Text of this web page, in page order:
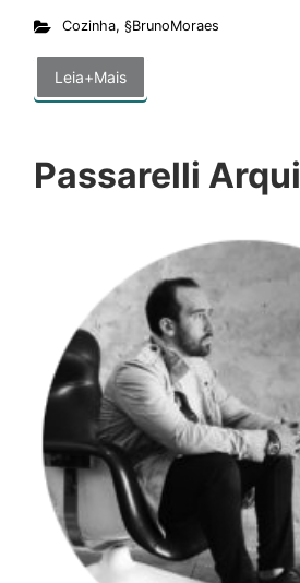
Cozinha, §BrunoMoraes
Leia+Mais
Passarelli